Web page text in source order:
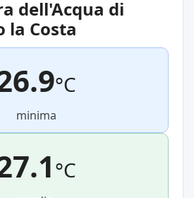
dell'Acqua di
la Costa
°C
minima
°C